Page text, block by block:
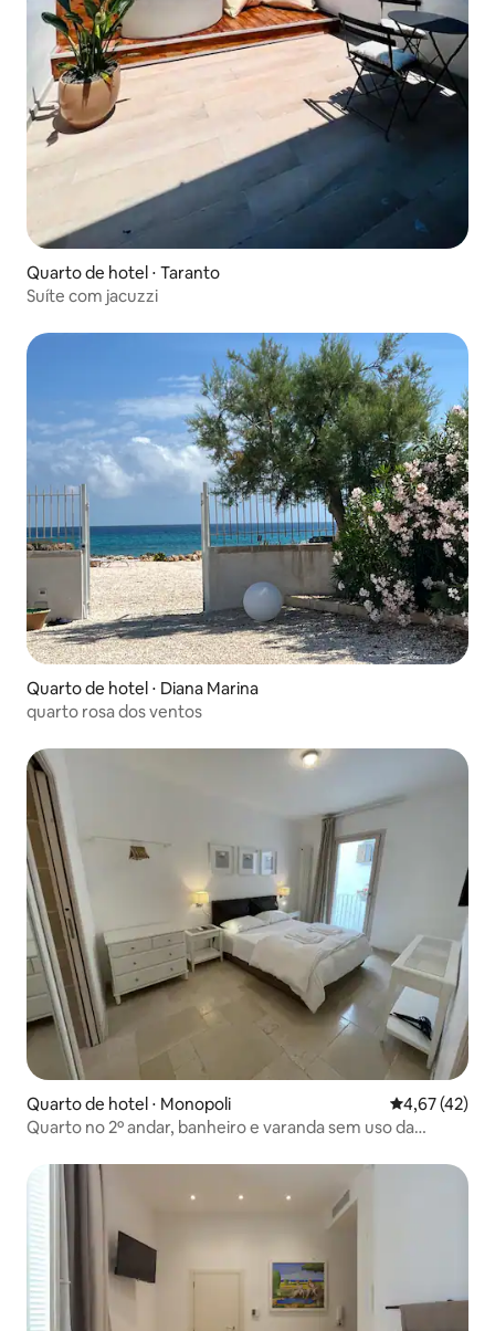
Quarto de hotel ⋅ Taranto
Suíte com jacuzzi
Quarto de hotel ⋅ Diana Marina
quarto rosa dos ventos
Quarto de hotel ⋅ Monopoli 4,67 de uma
4,67 (42)
Quarto no 2º andar, banheiro e varanda sem uso da